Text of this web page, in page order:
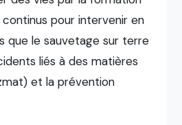
pour intervenir en
que le sauvetage sur terre
liés à des matières
et la prévention